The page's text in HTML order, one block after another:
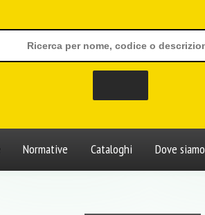
Normative Cataloghi Dove siamo